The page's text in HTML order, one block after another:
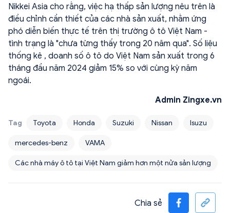
Nikkei Asia cho rằng, việc hạ thấp sản lượng nêu trên là
điều chỉnh cần thiết của các nhà sản xuất, nhằm ứng
phó diễn biến thực tế trên thị trường ô tô Việt Nam -
tình trạng là "chưa từng thấy trong 20 năm qua". Số liệu
thống kê , doanh số ô tô do Việt Nam sản xuất trong 6
tháng đầu năm 2024 giảm 15% so với cùng kỳ năm
ngoái.
Admin Zingxe.vn
Tag Toyota Honda Suzuki Nissan Isuzu
mercedes-benz VAMA
Các nhà máy ô tô tại Việt Nam giảm hơn một nửa sản lượng
Chia sẻ